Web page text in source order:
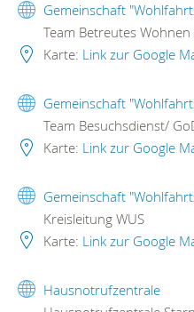
Gemeinschaft
Team Betreutes
Karte: Link zur Google
Gemeinschaft
Team Besuchsdienst/
Karte: Link zur Google
Gemeinschaft
Kreisleitung WUS
Karte: Link zur Google
Hausnotrufzentrale